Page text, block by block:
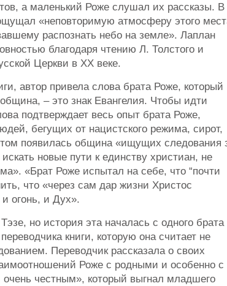
а маленький Роже слушал их рассказы. В
«неповторимую атмосферу этого
распознать небо на земле». Лаплан
благодаря чтению Л. Толстого и
Церкви в ХХ веке.
автор привела слова брата Роже, который
– это знак Евангелия. Чтобы идти
подтверждает весь опыт брата Роже,
бегущих от нацистского режима, сирот,
появилась община «ищущих следования
новые пути к единству христиан, не
«Брат Роже испытал на себе, что “почти
что «через сам дар жизни Христос
огонь, и Дух».
но история эта началась с одного брата
книги, которую она считает не
Переводчик рассказала о своих
Роже с родными и особенно с
честным», который выгнал младшего